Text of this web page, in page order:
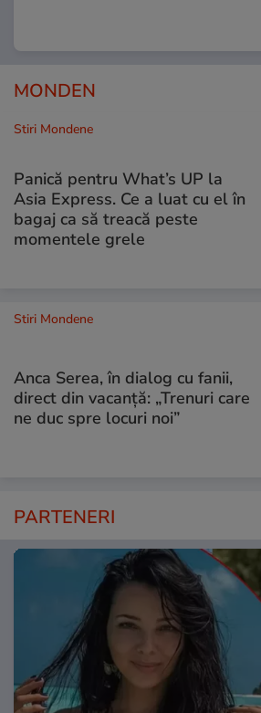
MONDEN
Stiri Mondene
Panică pentru What’s UP la
Asia Express. Ce a luat cu el în
bagaj ca să treacă peste
momentele grele
Stiri Mondene
Anca Serea, în dialog cu fanii,
direct din vacanță: „Trenuri care
ne duc spre locuri noi”
PARTENERI